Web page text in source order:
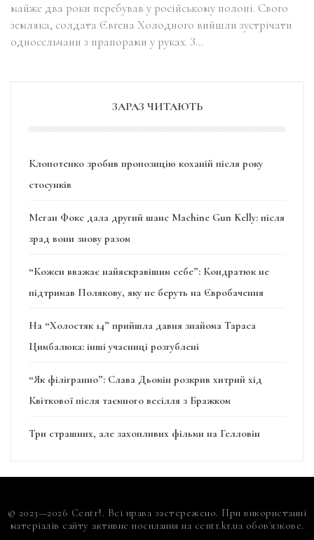
майже два роки перебував у російському полоні. Свого
земляка, солдата Євгена Холодного вийшли зустрічати
односельчани з прапорами у руках. З…
ЗАРАЗ ЧИТАЮТЬ
Клопотенко зробив пропозицію коханій після року
стосунків
Меган Фокс дала другий шанс Machine Gun Kelly: після
зрад вони знову разом
“Кожен вважає найяскравішим себе”: Кондратюк не
підтримав Полякову, яку не беруть на Євробачення
На “Холостяк 14” прийшла давня знайома Тараса
Цимбалюка: інші учасниці розгублені
“Як філігранно”: Слава Дьомін розкрив хитрий хід
Квіткової після таємного весілля з Бражком
Три страшних, але захопливих фільми на Гелловін
© 2023—2026 Centr!. Всі права застережено. При використанні
матеріалів сайту активне посилання на centr.kr.ua обов'язкове.